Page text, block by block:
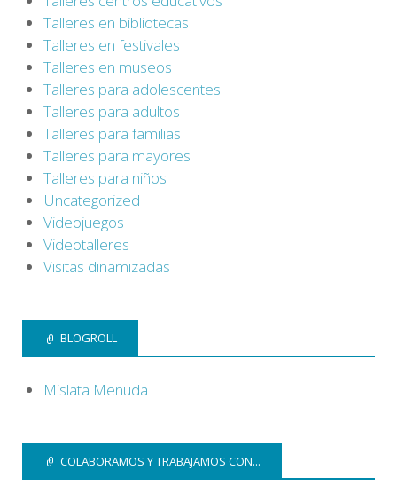
Talleres en bibliotecas
Talleres en festivales
Talleres en museos
Talleres para adolescentes
Talleres para adultos
Talleres para familias
Talleres para mayores
Talleres para niños
Uncategorized
Videojuegos
Videotalleres
Visitas dinamizadas
BLOGROLL
Mislata Menuda
COLABORAMOS Y TRABAJAMOS CON...